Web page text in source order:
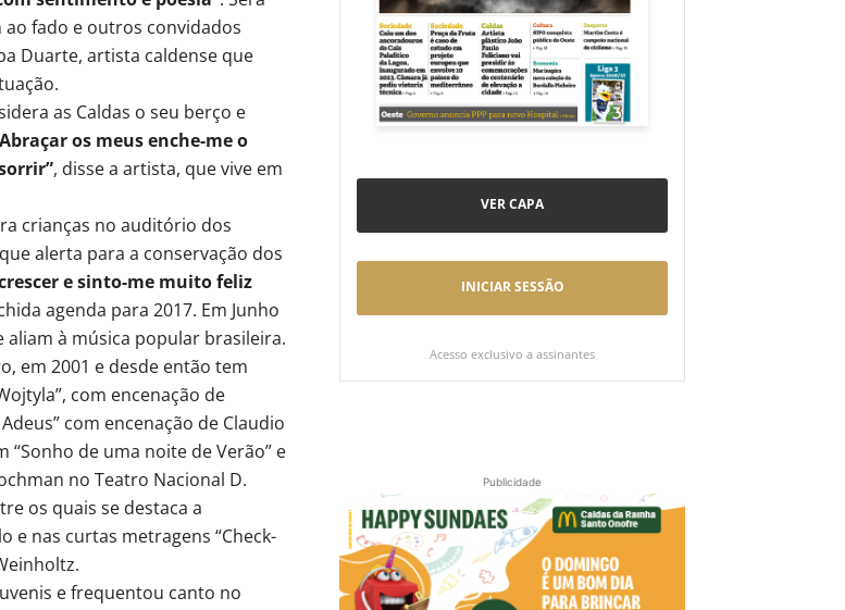
ao fado e outros convidados
Duarte, artista caldense que
as Caldas o seu berço e
os meus enche-me o
, disse a artista, que vive em
crianças no auditório dos
alerta para a conservação dos
e sinto-me muito feliz
agenda para 2017. Em Junho
aliam à música popular brasileira.
em 2001 e desde então tem
com encenação de
com encenação de Claudio
de uma noite de Verão” e
no Teatro Nacional D.
os quais se destaca a
e nas curtas metragens “Check-
e frequentou canto no
VER CAPA
INICIAR SESSÃO
Acesso exclusivo a assinantes
Publicidade